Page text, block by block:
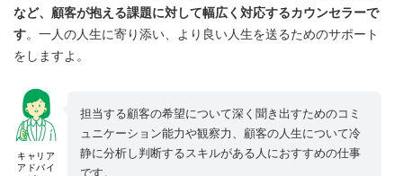
など、顧客が抱える課題に対して幅広く対応するカウンセラーで
す。一人の人生に寄り添い、より良い人生を送るためのサポート
をしますよ。
キャリア
アドバイ
担当する顧客の希望について深く聞き出すためのコミ
ュニケーション能力や観察力、顧客の人生について冷
静に分析し判断するスキルがある人におすすめの仕事
です。